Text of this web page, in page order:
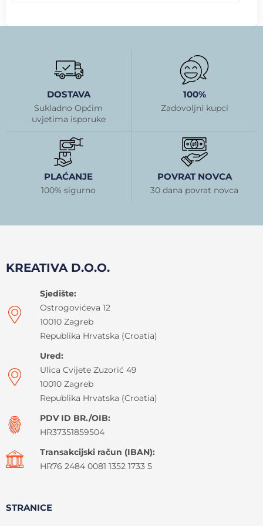
DOSTAVA
Sukladno Općim
uvjetima isporuke
100%
Zadovoljni kupci
PLAĆANJE
100% sigurno
POVRAT NOVCA
30 dana povrat novca
KREATIVA D.O.O.
Sjedište:
Ostrogovićeva 12
10010 Zagreb
Republika Hrvatska (Croatia)
Ured:
Ulica Cvijete Zuzorić 49
10010 Zagreb
Republika Hrvatska (Croatia)
PDV ID BR./OIB:
HR37351859504
Transakcijski račun (IBAN):
HR76 2484 0081 1352 1733 5
STRANICE